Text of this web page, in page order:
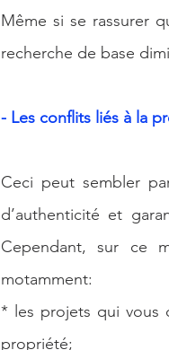
Même si se rassurer
recherche de base
- Les conflits liés à la
Ceci peut sembler
d’authenticité et
Cependant, sur ce
motamment:
* les projets qui vous
propriété;